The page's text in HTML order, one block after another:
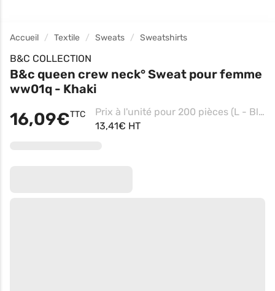
Accueil Textile Sweats Sweatshirts
B&C COLLECTION
B&c queen crew neck° Sweat pour femme
ww01q - Khaki
16,09€TTC
Prix à l'unité pour 200 pièces (L - Black Pure)
13,41€ HT